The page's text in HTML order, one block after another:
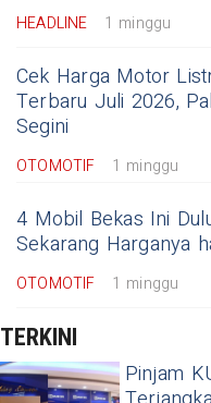
HEADLINE 1 minggu
Cek Harga Motor
Terbaru Juli 2026,
Segini
OTOMOTIF 1 minggu
4 Mobil Bekas Ini
Sekarang Harganya
OTOMOTIF 1 minggu
TERKINI
Pinjam